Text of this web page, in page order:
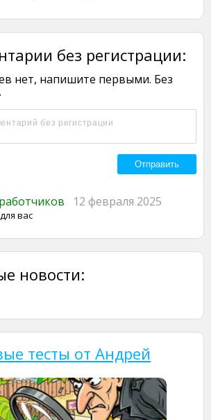
без регистрации:
нет, напишите первыми. Без
12 февраля 2025
вас
новости:
тесты от Андрей